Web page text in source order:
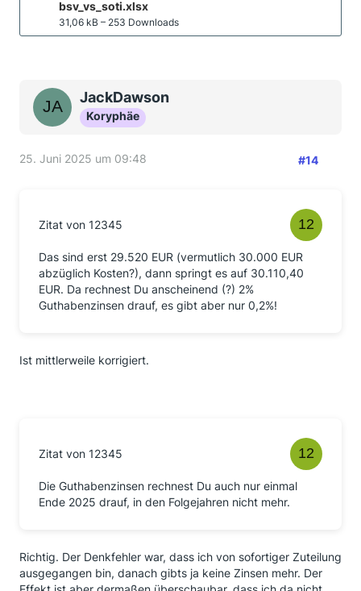
bsv_vs_soti.xlsx
31,06 kB – 253 Downloads
JackDawson
Koryphäe
25. Juni 2025 um 09:48 #14
Zitat von 12345
Das sind erst 29.520 EUR (vermutlich 30.000 EUR
abzüglich Kosten?), dann springt es auf 30.110,40
EUR. Da rechnest Du anscheinend (?) 2%
Guthabenzinsen drauf, es gibt aber nur 0,2%!
Ist mittlerweile korrigiert.
Zitat von 12345
Die Guthabenzinsen rechnest Du auch nur einmal
Ende 2025 drauf, in den Folgejahren nicht mehr.
Richtig. Der Denkfehler war, dass ich von sofortiger Zuteilung
ausgegangen bin, danach gibts ja keine Zinsen mehr. Der